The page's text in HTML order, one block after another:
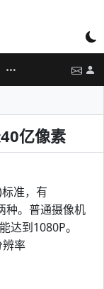
亿像素
准，有
种。普通摄像机
达到1080P。
率